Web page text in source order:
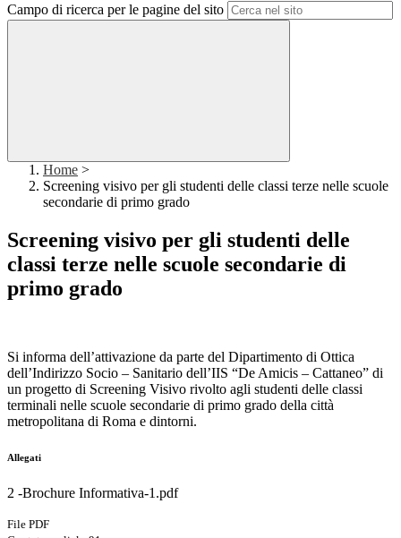
Campo di ricerca per le pagine del sito
Home >
Screening visivo per gli studenti delle classi terze nelle scuole
secondarie di primo grado
Screening visivo per gli studenti delle
classi terze nelle scuole secondarie di
primo grado
Si informa dell’attivazione da parte del Dipartimento di Ottica
dell’Indirizzo Socio – Sanitario dell’IIS “De Amicis – Cattaneo” di
un progetto di Screening Visivo rivolto agli studenti delle classi
terminali nelle scuole secondarie di primo grado della città
metropolitana di Roma e dintorni.
Allegati
2 -Brochure Informativa-1.pdf
File PDF